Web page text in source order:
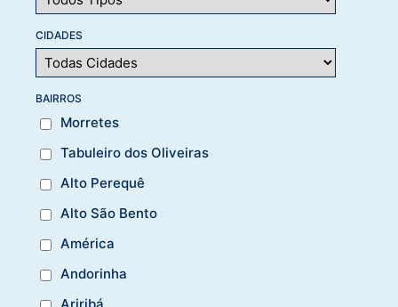
CIDADES
BAIRROS
Morretes
Tabuleiro dos Oliveiras
Alto Perequê
Alto São Bento
América
Andorinha